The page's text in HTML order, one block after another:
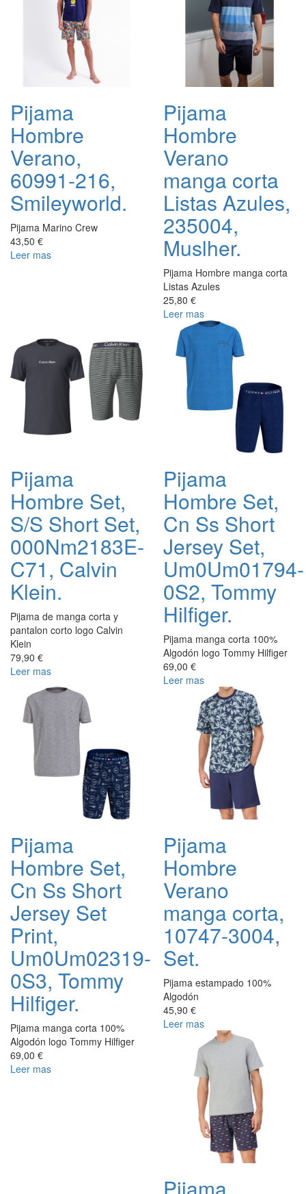
Pijama
Hombre
Verano,
60991-216,
Smileyworld.
Pijama Marino Crew
43,50 €
Leer mas
Pijama
Hombre
Verano
manga corta
Listas Azules,
235004,
Muslher.
Pijama Hombre manga corta
Listas Azules
25,80 €
Leer mas
Pijama
Hombre Set,
S/S Short Set,
000Nm2183E-
C71, Calvin
Klein.
Pijama de manga corta y
pantalon corto logo Calvin
Klein
79,90 €
Leer mas
Pijama
Hombre Set,
Cn Ss Short
Jersey Set,
Um0Um01794-
0S2, Tommy
Hilfiger.
Pijama manga corta 100%
Algodón logo Tommy Hilfiger
69,00 €
Leer mas
Pijama
Hombre Set,
Cn Ss Short
Jersey Set
Print,
Um0Um02319-
0S3, Tommy
Hilfiger.
Pijama manga corta 100%
Algodón logo Tommy Hilfiger
69,00 €
Leer mas
Pijama
Hombre
Verano
manga corta,
10747-3004,
Set.
Pijama estampado 100%
Algodón
45,90 €
Leer mas
Pijama